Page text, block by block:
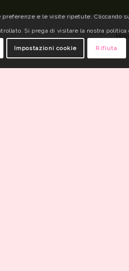
e le visite ripetute. Cliccando
Si prega di visitare la nostra
Impostazioni cookie Rifiuta